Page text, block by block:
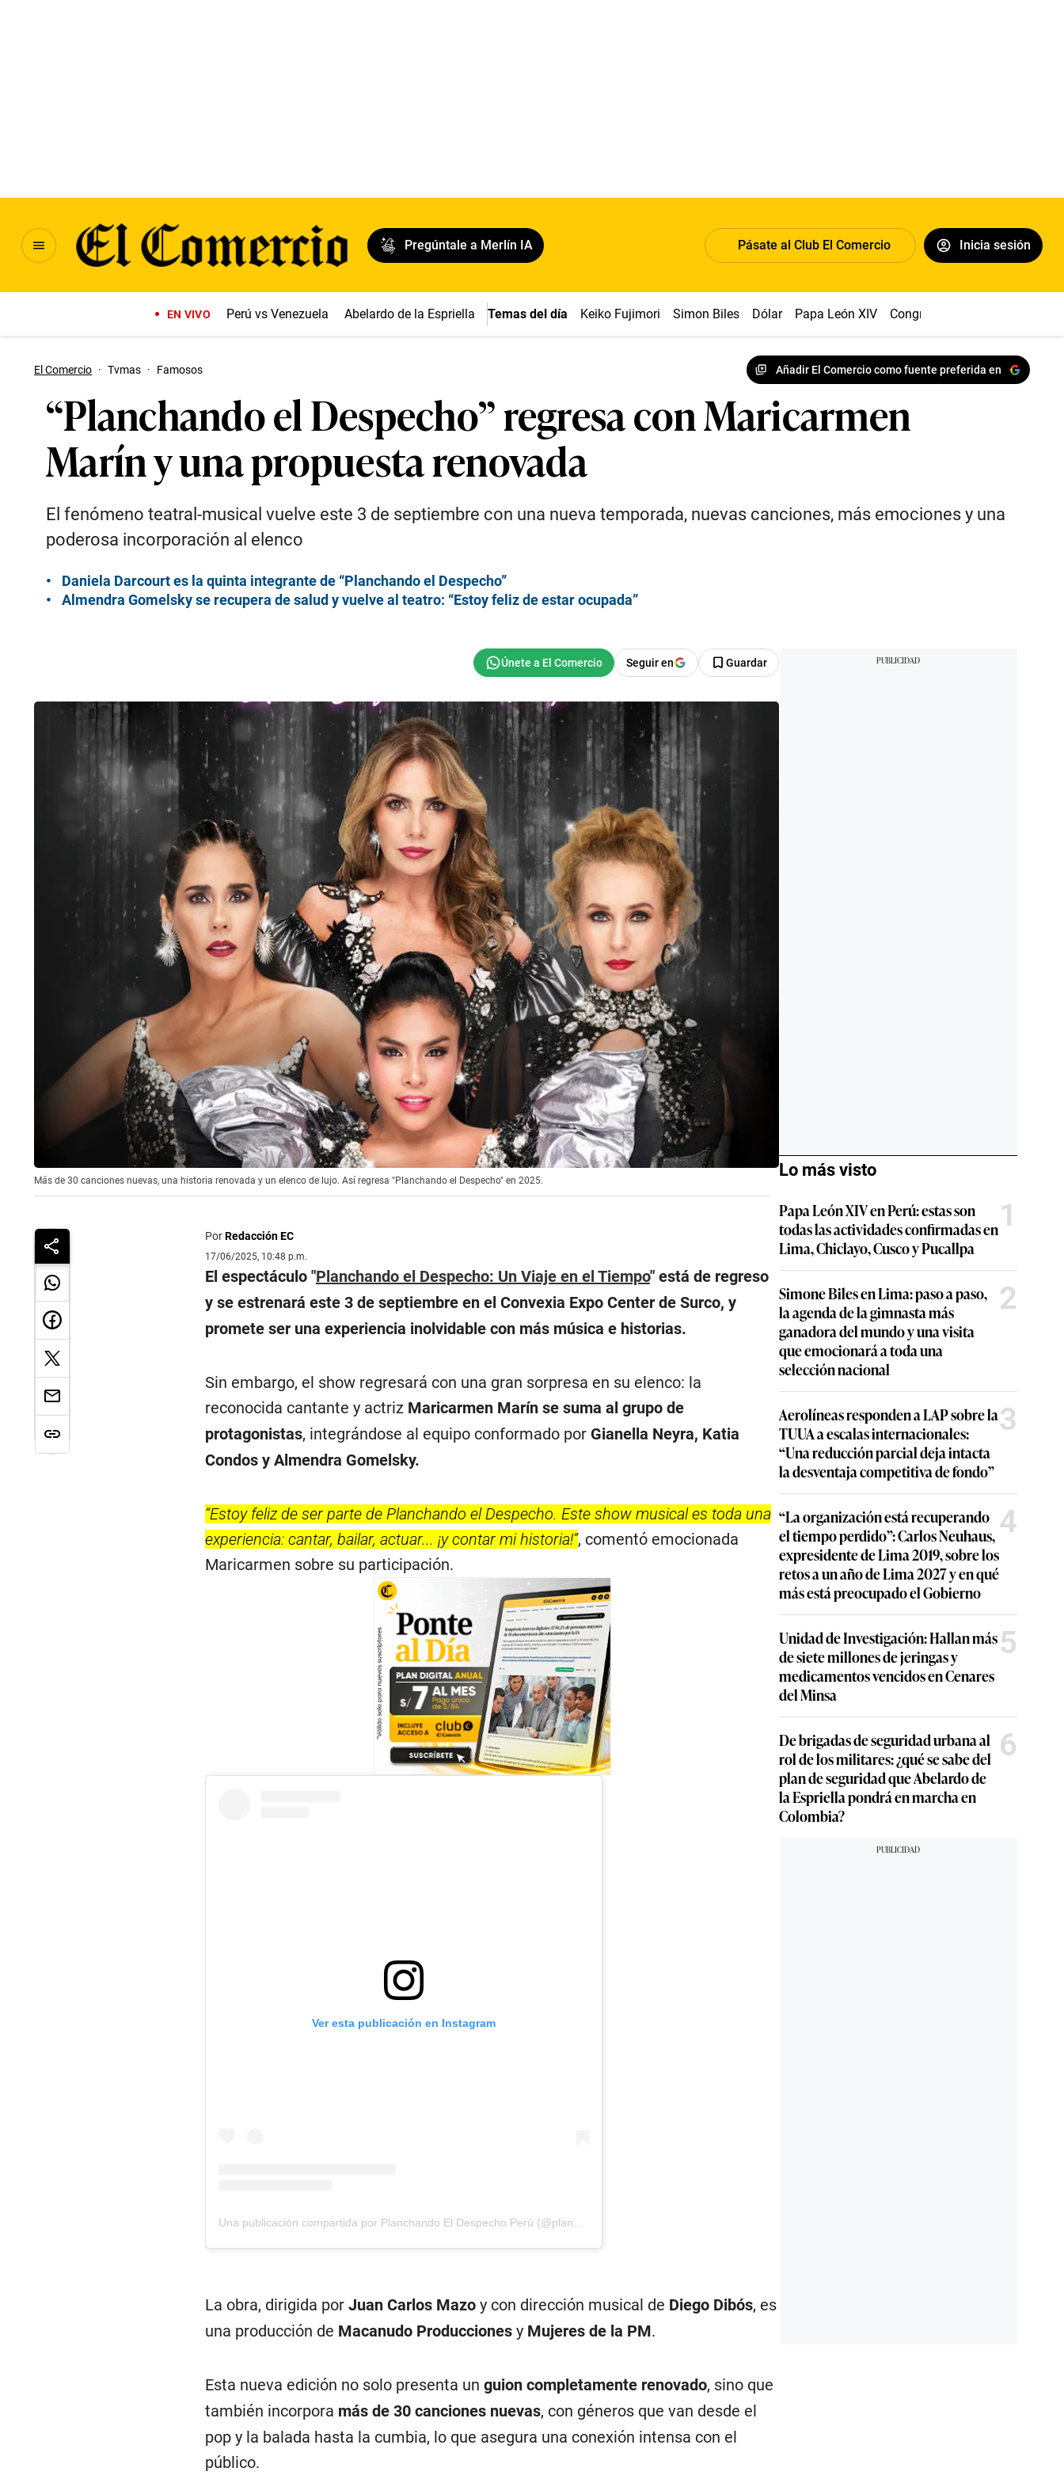
Pregúntale a Merlín IA Pásate al Club El Comercio Inicia sesión
EN VIVO Perú vs Venezuela Abelardo de la Espriella Temas del día Keiko Fujimori Simon Biles Dólar Papa León XIV Congreso
El Comercio · Tvmas · Famosos Añadir El Comercio como fuente preferida en
“Planchando el Despecho” regresa con Maricarmen
Marín y una propuesta renovada
El fenómeno teatral-musical vuelve este 3 de septiembre con una nueva temporada, nuevas canciones, más emociones y una
poderosa incorporación al elenco
Daniela Darcourt es la quinta integrante de “Planchando el Despecho”
Almendra Gomelsky se recupera de salud y vuelve al teatro: “Estoy feliz de estar ocupada”
Seguir en Guardar
Más de 30 canciones nuevas, una historia renovada y un elenco de lujo. Así regresa "Planchando el Despecho" en 2025.
PorRedacción EC
17/06/2025, 10:48 p.m.
El espectáculo "Planchando el Despecho: Un Viaje en el Tiempo" está de regreso
y se estrenará este 3 de septiembre en el Convexia Expo Center de Surco, y
promete ser una experiencia inolvidable con más música e historias.
Sin embargo, el show regresará con una gran sorpresa en su elenco: la
reconocida cantante y actriz Maricarmen Marín se suma al grupo de
protagonistas, integrándose al equipo conformado por Gianella Neyra, Katia
Condos y Almendra Gomelsky.
“Estoy feliz de ser parte de Planchando el Despecho. Este show musical es toda una
experiencia: cantar, bailar, actuar... ¡y contar mi historia!”, comentó emocionada
Maricarmen sobre su participación.
Ver esta publicación en Instagram
La obra, dirigida por Juan Carlos Mazoy con dirección musical de Diego Dibós, es
una producción de Macanudo Produccionesy Mujeres de la PM.
Esta nueva edición no solo presenta un guion completamente renovado, sino que
también incorpora más de 30 canciones nuevas, con géneros que van desde el
pop y la balada hasta la cumbia, lo que asegura una conexión intensa con el
público.
Lo más visto
Papa León XIV en Perú: estas son
todas las actividades confirmadas en
Lima, Chiclayo, Cusco y Pucallpa
1
Simone Biles en Lima: paso a paso,
la agenda de la gimnasta más
ganadora del mundo y una visita
que emocionará a toda una
selección nacional
2
Aerolíneas responden a LAP sobre la
TUUA a escalas internacionales:
“Una reducción parcial deja intacta
la desventaja competitiva de fondo”
3
“La organización está recuperando
el tiempo perdido”: Carlos Neuhaus,
expresidente de Lima 2019, sobre los
retos a un año de Lima 2027 y en qué
más está preocupado el Gobierno
4
Unidad de Investigación: Hallan más
de siete millones de jeringas y
medicamentos vencidos en Cenares
del Minsa
5
De brigadas de seguridad urbana al
rol de los militares: ¿qué se sabe del
plan de seguridad que Abelardo de
la Espriella pondrá en marcha en
Colombia?
6